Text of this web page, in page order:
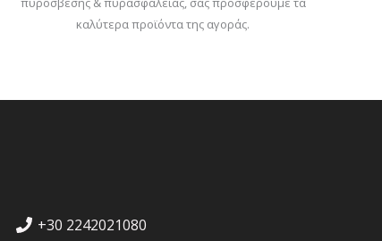
καλύτερα προϊόντα της αγοράς.
+30 2242021080